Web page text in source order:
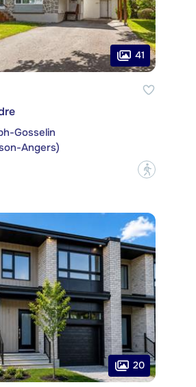
41
Gosselin
Angers)
?
20